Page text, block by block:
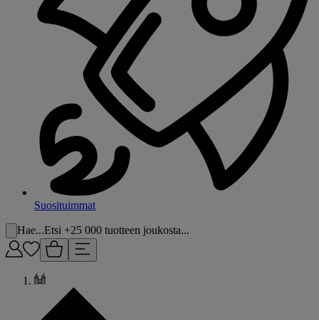
Suosituimmat
Hae...Etsi +25 000 tuotteen joukosta...